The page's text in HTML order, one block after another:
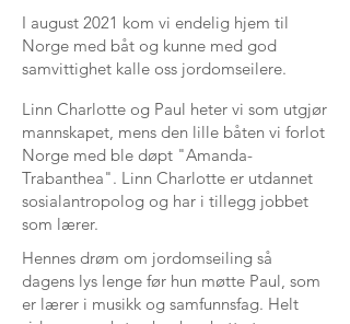
I august 2021 kom vi endelig hjem til
Norge med båt og kunne med god
samvittighet kalle oss jordomseilere.
Linn Charlotte og Paul heter vi som utgjør
mannskapet, mens den lille båten vi forlot
Norge med ble døpt "Amanda-
Trabanthea". Linn Charlotte er utdannet
sosialantropolog og har i tillegg jobbet
som lærer.
Hennes drøm om jordomseiling så
dagens lys lenge før hun møtte Paul, som
er lærer i musikk og samfunnsfag. Helt